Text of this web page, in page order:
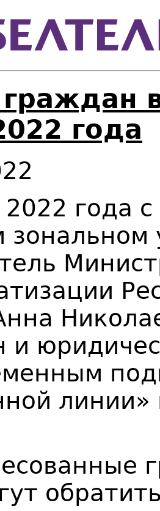
года
года
зональном
и